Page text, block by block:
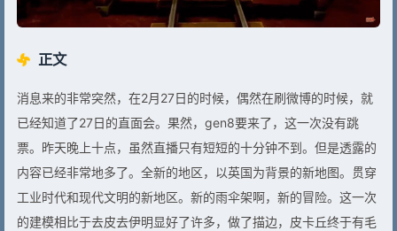
正文
消息来的非常突然，在2月27日的时候，偶然在刷微博的时候，就
已经知道了27日的直面会。果然，gen8要来了，这一次没有跳
票。昨天晚上十点，虽然直播只有短短的十分钟不到。但是透露的
内容已经非常地多了。全新的地区，以英国为背景的新地图。贯穿
工业时代和现代文明的新地区。新的雨伞架啊，新的冒险。这一次
的建模相比于去皮去伊明显好了许多，做了描边，皮卡丘终于有毛